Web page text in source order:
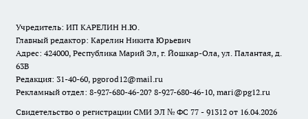
Учредитель: ИП КАРЕЛИН Н.Ю.
Главный редактор: Карелин Никита Юрьевич
Адрес: 424000, Республика Марий Эл, г. Йошкар-Ола, ул. Палантая, д.
63В
Редакция: 31-40-60, pgorod12@mail.ru
Рекламный отдел: 8-927-680-46-20? 8-927-680-46-10, mari@pg12.ru
Свидетельство о регистрации СМИ ЭЛ № ФС 77 - 91312 от 16.04.2026